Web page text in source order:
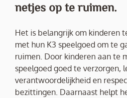
netjes op te ruimen.
Het is belangrijk om kinderen
met hun K3 speelgoed om te
ruimen. Door kinderen aan te
speelgoed goed te verzorgen,
verantwoordelijkheid en
bezittingen. Daarnaast helpt